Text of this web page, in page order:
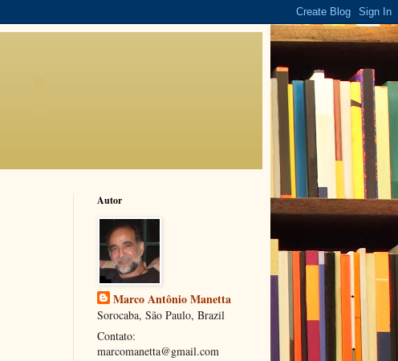
Autor
Marco Antônio Manetta
Sorocaba, São Paulo, Brazil
Contato:
marcomanetta@gmail.com